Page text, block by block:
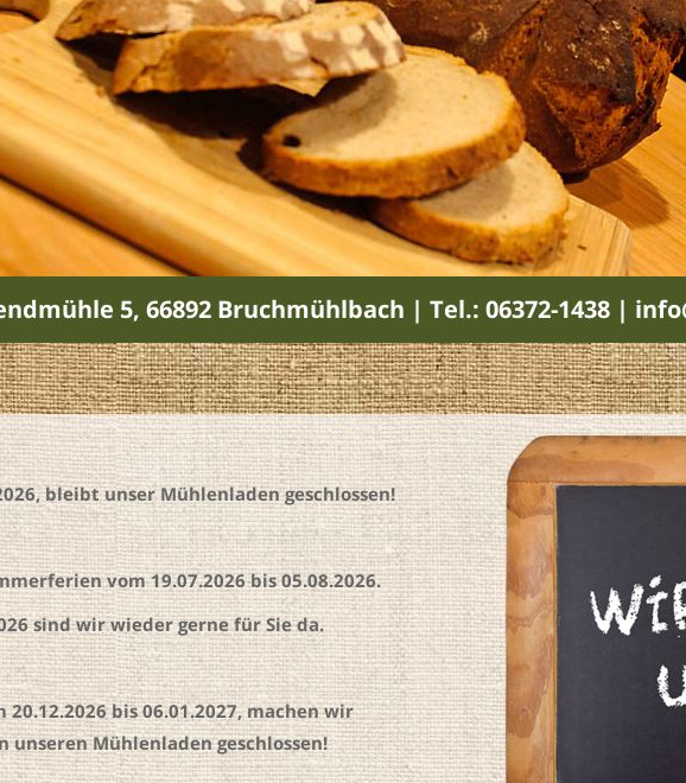
5, 66892 Bruchmühlbach | Tel.: 06372-1438 |
bleibt unser Mühlenladen geschlossen!
vom 19.07.2026 bis 05.08.2026.
sind wir wieder gerne für Sie da.
20.12.2026 bis 06.01.2027, machen wir
unseren Mühlenladen geschlossen!